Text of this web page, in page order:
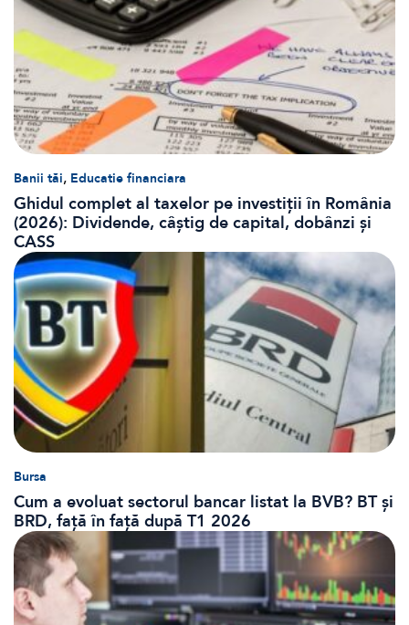
Banii tăi, Educatie financiara
Ghidul complet al taxelor pe investiții în România
(2026): Dividende, câștig de capital, dobânzi și
CASS
Bursa
Cum a evoluat sectorul bancar listat la BVB? BT și
BRD, față în față după T1 2026